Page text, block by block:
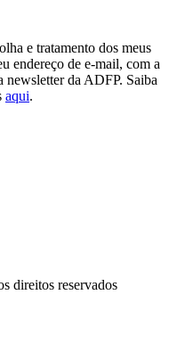
e tratamento dos meus
endereço de e-mail, com a
newsletter da ADFP. Saiba
aqui.
direitos reservados